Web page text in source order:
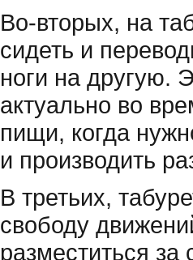
Во-вторых, на
сидеть и
ноги на другую.
актуально во
пищи, когда
и производить
В третьих,
свободу
разместиться за